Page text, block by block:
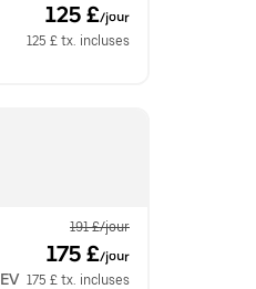
125 £/jour
125 £ tx. incluses
191 £/jour
175 £/jour
EV 175 £ tx. incluses